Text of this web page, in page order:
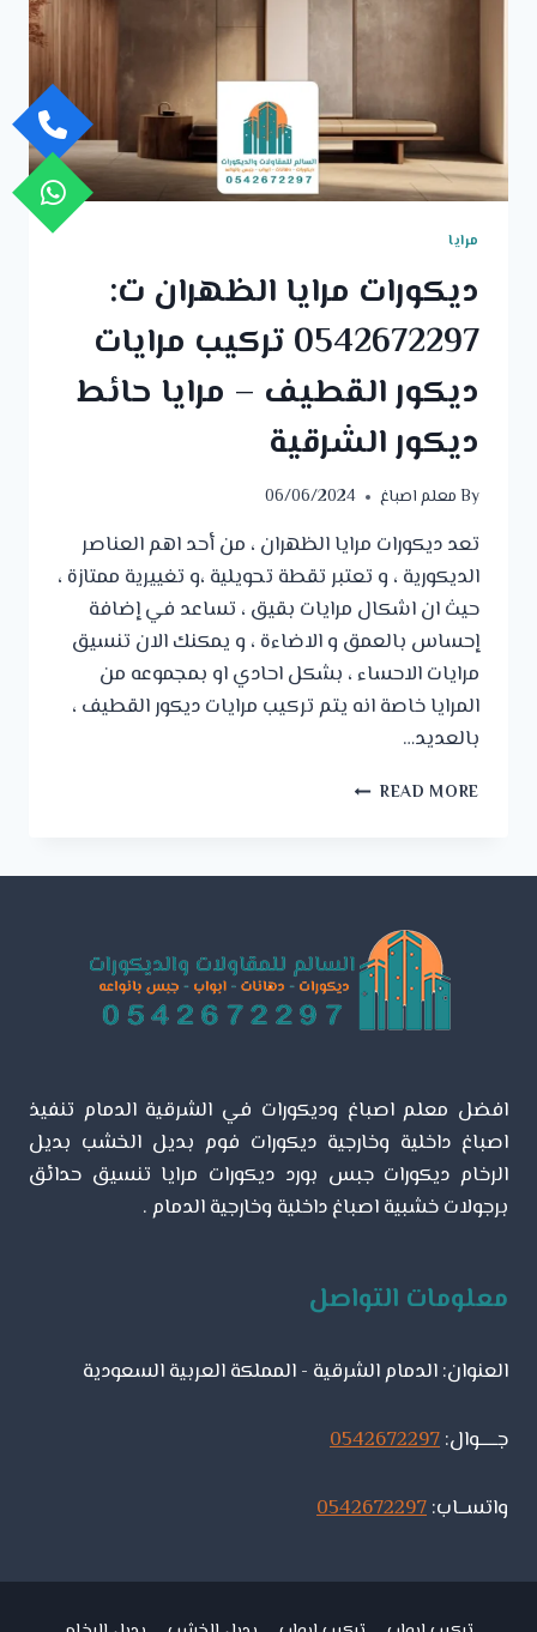
مرايا
الخبر
مرايا
ديكورات مرايا الظهران ت:
0542672297 تركيب مرايات
ديكور القطيف – مرايا حائط
ديكور الشرقية
Byمعلم اصباغ 06/06/2024
تعد ديكورات مرايا الظهران ، من أحد اهم العناصر
الديكورية ، و تعتبر تقطة تحويلية ،و تغييرية ممتازة ،
حيث ان اشكال مرايات بقيق ، تساعد في إضافة
إحساس بالعمق و الاضاءة ، و يمكنك الان تنسيق
مرايات الاحساء ، بشكل احادي او بمجموعه من
المرايا خاصة انه يتم تركيب مرايات ديكور القطيف ،
بالعديد…
READ MOREديكورات
مرايات
ديكور
القطيف
الشرقية
افضل معلم اصباغ وديكورات في الشرقية الدمام تنفيذ
اصباغ داخلية وخارجية ديكورات فوم بديل الخشب بديل
الرخام ديكورات جبس بورد ديكورات مرايا تنسيق حدائق
برجولات خشبية اصباغ داخلية وخارجية الدمام .
معلومات التواصل
العنوان: الدمام الشرقية - المملكة العربية السعودية
جـــــوال:0542672297
واتســاب:0542672297